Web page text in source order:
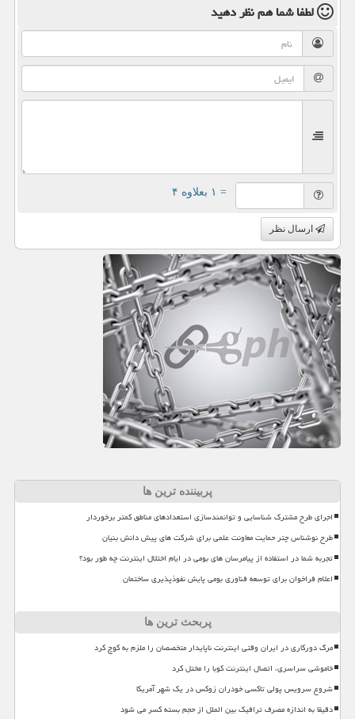
لطفا شما همنظر دهید
= ۱ بعلاوه ۴
ارسال نظر
پربیننده ترین ها
اجرای طرح مشترک شناسایی و توانمندسازی استعدادهای مناطق کمتر برخوردار
طرح نوشناس چتر حمایت معاونت علمی برای شرکت های پیش دانش بنیان
تجربه شما در استفاده از پیامرسان های بومی در ایام اختلال اینترنت چه طور بود؟
اعلام فراخوان برای توسعه فناوری بومی پایش نفوذپذیری ساختمان
پربحث ترین ها
مرگ دورکاری در ایران وقتی اینترنت ناپایدار متخصصان را ملزم به کوچ کرد
خاموشی سراسری، اتصال اینترنت کوبا را مختل کرد
شروع سرویس پولی تاکسی خودران زوکس در یک شهر آمریکا
دقیقا به اندازه مصرف ترافیک بین الملل از حجم بسته کسر می شود